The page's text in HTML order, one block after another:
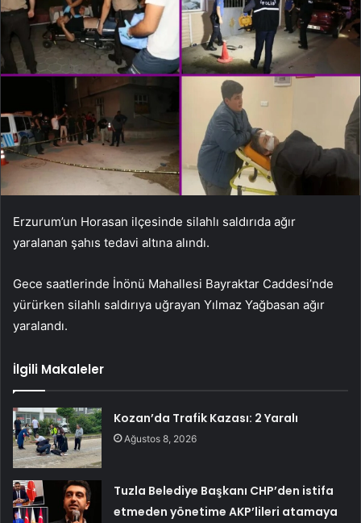
Erzurum’un Horasan ilçesinde silahlı saldırıda ağır
yaralanan şahıs tedavi altına alındı.
Gece saatlerinde İnönü Mahallesi Bayraktar Caddesi’nde
yürürken silahlı saldırıya uğrayan Yılmaz Yağbasan ağır
yaralandı.
İlgili Makaleler
Kozan’da Trafik Kazası: 2 Yaralı
Ağustos 8, 2026
Tuzla Belediye Başkanı CHP’den istifa
etmeden yönetime AKP’lileri atamaya